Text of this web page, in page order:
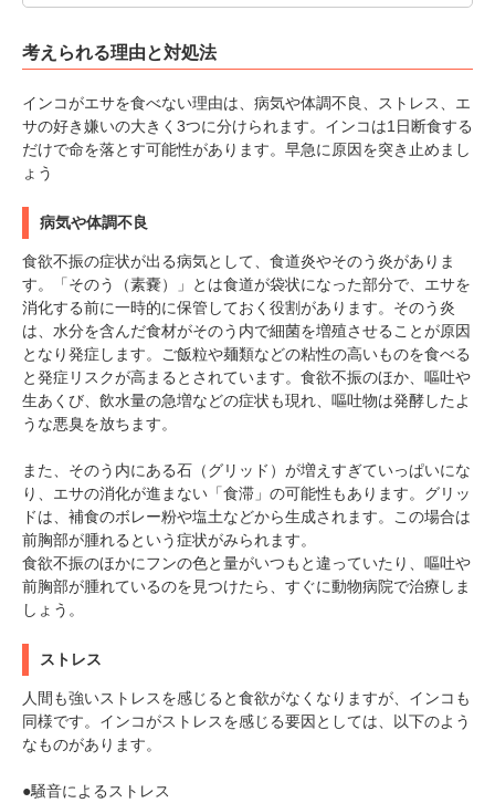
考えられる理由と対処法
インコがエサを食べない理由は、病気や体調不良、ストレス、エ
サの好き嫌いの大きく3つに分けられます。インコは1日断食する
だけで命を落とす可能性があります。早急に原因を突き止めまし
ょう
病気や体調不良
食欲不振の症状が出る病気として、食道炎やそのう炎がありま
す。「そのう（素嚢）」とは食道が袋状になった部分で、エサを
消化する前に一時的に保管しておく役割があります。そのう炎
は、水分を含んだ食材がそのう内で細菌を増殖させることが原因
となり発症します。ご飯粒や麺類などの粘性の高いものを食べる
と発症リスクが高まるとされています。食欲不振のほか、嘔吐や
生あくび、飲水量の急増などの症状も現れ、嘔吐物は発酵したよ
うな悪臭を放ちます。
また、そのう内にある石（グリッド）が増えすぎていっぱいにな
り、エサの消化が進まない「食滞」の可能性もあります。グリッ
ドは、補食のボレー粉や塩土などから生成されます。この場合は
前胸部が腫れるという症状がみられます。
食欲不振のほかにフンの色と量がいつもと違っていたり、嘔吐や
前胸部が腫れているのを見つけたら、すぐに動物病院で治療しま
しょう。
ストレス
人間も強いストレスを感じると食欲がなくなりますが、インコも
同様です。インコがストレスを感じる要因としては、以下のよう
なものがあります。
●騒音によるストレス